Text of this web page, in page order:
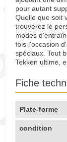
pour autant
Quelle que soit
trouverez le
modes
fois l'occasion
spéciaux. Tout
Tekken ultime,
Fiche
Plate-forme
condition